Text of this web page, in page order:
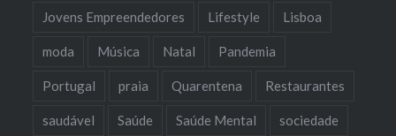
Jovens Empreendedores Lifestyle Lisboa
moda Música Natal Pandemia
Portugal praia Quarentena Restaurantes
saudável Saúde Saúde Mental sociedade